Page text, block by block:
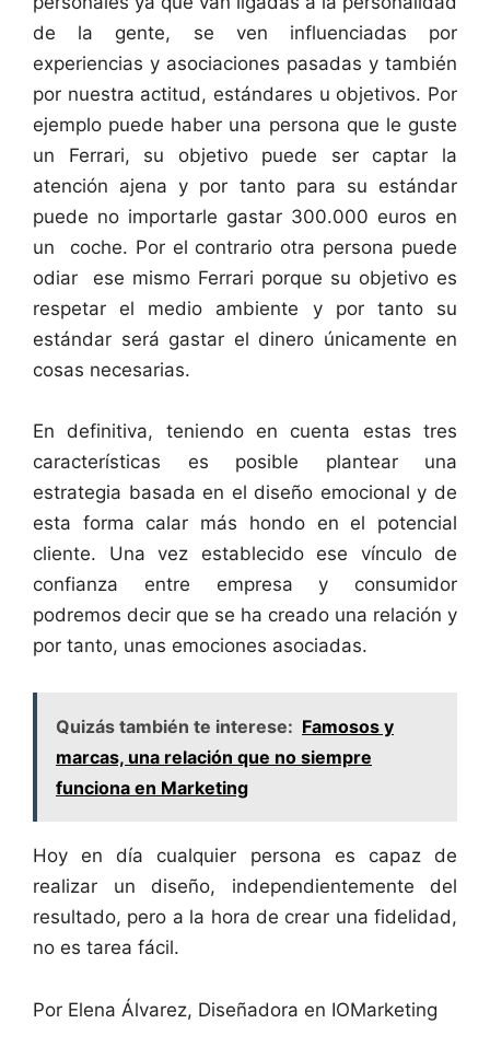
de la gente, se ven influenciadas por
experiencias y asociaciones pasadas y también
por nuestra actitud, estándares u objetivos. Por
ejemplo puede haber una persona que le guste
un Ferrari, su objetivo puede ser captar la
atención ajena y por tanto para su estándar
puede no importarle gastar 300.000 euros en
un coche. Por el contrario otra persona puede
odiar ese mismo Ferrari porque su objetivo es
respetar el medio ambiente y por tanto su
estándar será gastar el dinero únicamente en
cosas necesarias.
En definitiva, teniendo en cuenta estas tres
características es posible plantear una
estrategia basada en el diseño emocional y de
esta forma calar más hondo en el potencial
cliente. Una vez establecido ese vínculo de
confianza entre empresa y consumidor
podremos decir que se ha creado una relación y
por tanto, unas emociones asociadas.
Quizás también te interese: Famosos y
marcas, una relación que no siempre
funciona en Marketing
Hoy en día cualquier persona es capaz de
realizar un diseño, independientemente del
resultado, pero a la hora de crear una fidelidad,
no es tarea fácil.
Por Elena Álvarez, Diseñadora en IOMarketing